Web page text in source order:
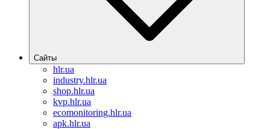
Сайты
hlr.ua
industry.hlr.ua
shop.hlr.ua
kvp.hlr.ua
ecomonitoring.hlr.ua
apk.hlr.ua